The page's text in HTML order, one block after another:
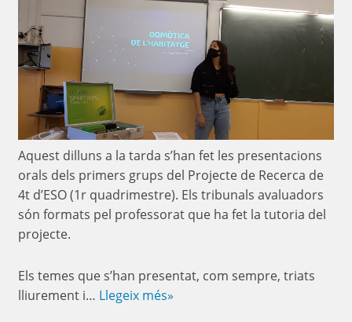
Aquest dilluns a la tarda s’han fet les presentacions
orals dels primers grups del Projecte de Recerca de
4t d’ESO (1r quadrimestre). Els tribunals avaluadors
són formats pel professorat que ha fet la tutoria del
projecte.
Els temes que s’han presentat, com sempre, triats
lliurement i… Llegeix més»